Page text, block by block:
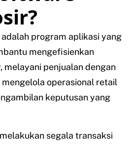
program aplikasi yang
mengefisienkan
melayani penjualan dengan
operasional retail
keputusan yang
segala transaksi